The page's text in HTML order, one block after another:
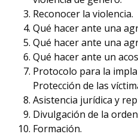
Reconocer la violencia.
Qué hacer ante una
Qué hacer ante una
Qué hacer ante un
Protocolo para la
Protección de las
Asistencia jurídica y
Divulgación de la
Formación.